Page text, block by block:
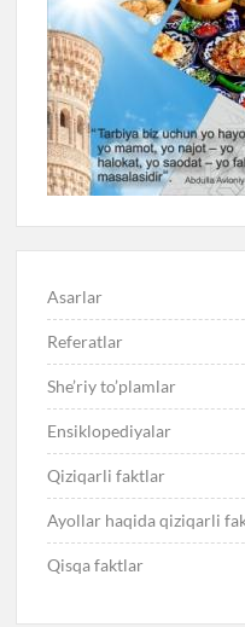
Asarlar
Referatlar
She’riy to’plamlar
Ensiklopediyalar
Qiziqarli faktlar
Ayollar haqida qiziqarli
Qisqa faktlar